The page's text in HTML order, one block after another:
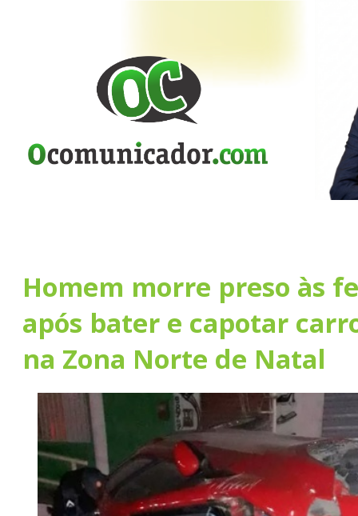
Homem morre preso às
após bater e capotar
na Zona Norte de Natal